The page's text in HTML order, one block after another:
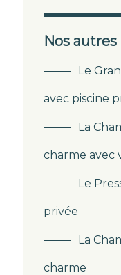
Nos
Le
avec piscine
La
charme avec
Le
privée
La
charme